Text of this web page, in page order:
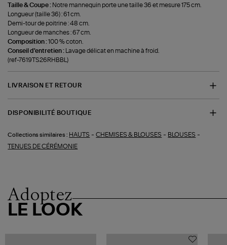
Taille & Coupe : Notre mannequin porte une taille 36 et mesure 175 cm.
Longueur (taille 36) : 61 cm.
Demi-tour de poitrine : 48 cm.
Longueur de manches : 67 cm.
Composition :100 % coton.
Conseil d'entretien : Lavage délicat en machine à froid.
(ref-7619TS26RHBBL)
LIVRAISON ET RETOUR
DISPONIBILITÉ BOUTIQUE
Collections similaires : HAUTS -CHEMISES & BLOUSES - BLOUSES -
TENUES DE CÉRÉMONIE
Adoptez
LE LOOK